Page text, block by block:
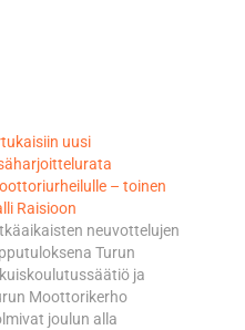
uusi
– toinen
Raisioon
neuvottelujen
Turun
ja
Moottorikerho
joulun alla